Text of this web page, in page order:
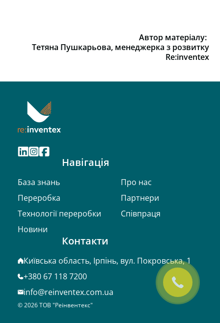
Автор матеріалу:
Тетяна Пушкарьова, менеджерка з розвитку
Re:inventex
Навігація
База знань
Переробка
Технології переробки
Новини
Про нас
Партнери
Співпраця
Контакти
Київська область, Ірпінь, вул. Покровська, 1
+380 67 118 7200
info@reinventex.com.ua
©2026ТОВ "Реінвентекс"